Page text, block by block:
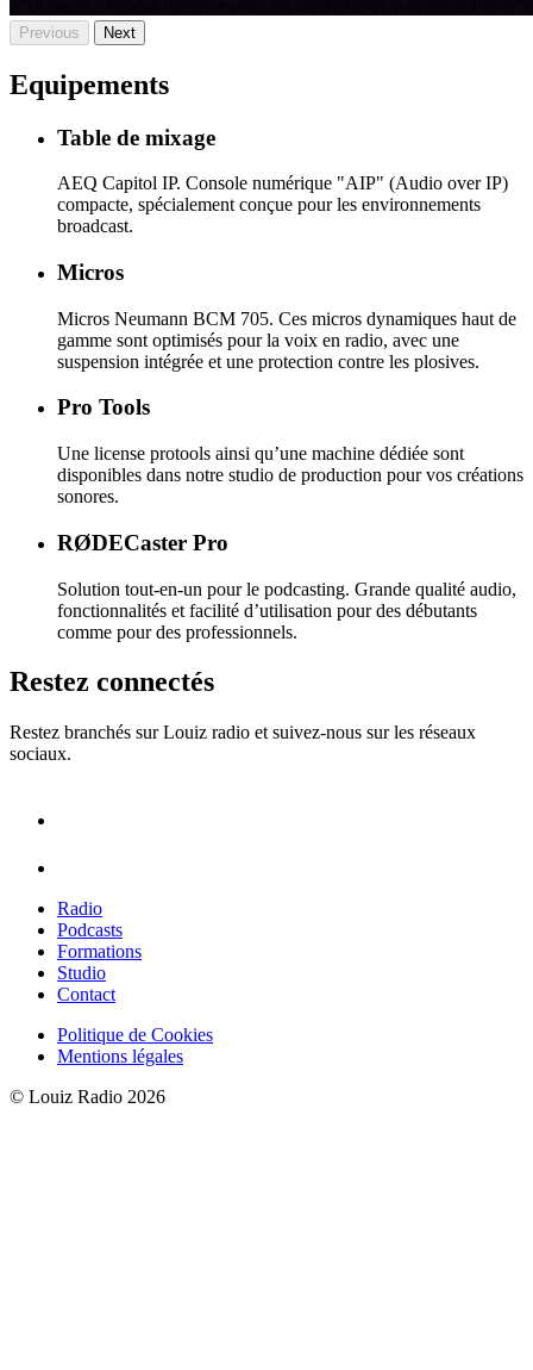
Previous Next
Equipements
Table de mixage
AEQ Capitol IP. Console numérique "AIP" (Audio over IP)
compacte, spécialement conçue pour les environnements
broadcast.
Micros
Micros Neumann BCM 705. Ces micros dynamiques haut de
gamme sont optimisés pour la voix en radio, avec une
suspension intégrée et une protection contre les plosives.
Pro Tools
Une license protools ainsi qu’une machine dédiée sont
disponibles dans notre studio de production pour vos créations
sonores.
RØDECaster Pro
Solution tout-en-un pour le podcasting. Grande qualité audio,
fonctionnalités et facilité d’utilisation pour des débutants
comme pour des professionnels.
Restez connectés
Restez branchés sur Louiz radio et suivez-nous sur les réseaux
sociaux.
Radio
Podcasts
Formations
Studio
Contact
Politique de Cookies
Mentions légales
© Louiz Radio 2026